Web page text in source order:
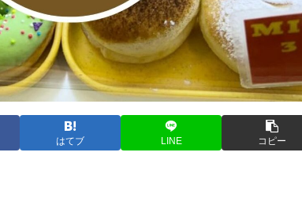
はてブ LINE コピー